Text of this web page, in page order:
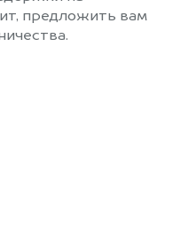
предложить вам